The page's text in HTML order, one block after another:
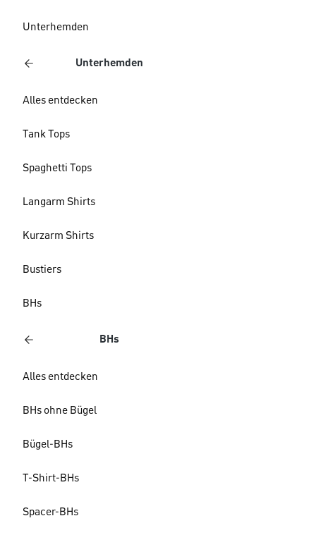
Unterhemden
Unterhemden
Alles entdecken
Tank Tops
Spaghetti Tops
Langarm Shirts
Kurzarm Shirts
Bustiers
BHs
BHs
Alles entdecken
BHs ohne Bügel
Bügel-BHs
T-Shirt-BHs
Spacer-BHs